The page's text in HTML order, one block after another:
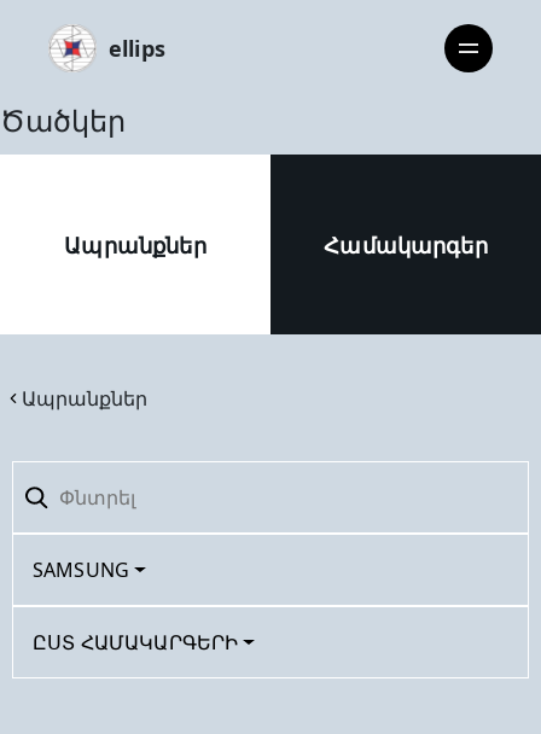
ellips
Ծածկեր
Ապրանքներ Համակարգեր
Ապրանքներ
SAMSUNG
ԸՍՏ ՀԱՄԱԿԱՐԳԵՐԻ